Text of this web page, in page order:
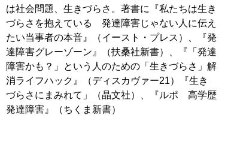
は社会問題、生きづらさ。著書に『私たちは生き
づらさを抱えている 発達障害じゃない人に伝え
たい当事者の本音』（イースト・プレス）、『発
達障害グレーゾーン』（扶桑社新書）、『「発達
障害かも？」という人のための「生きづらさ」解
消ライフハック』（ディスカヴァー21）『生き
づらさにまみれて」（晶文社）、『ルポ 高学歴
発達障害』（ちくま新書）